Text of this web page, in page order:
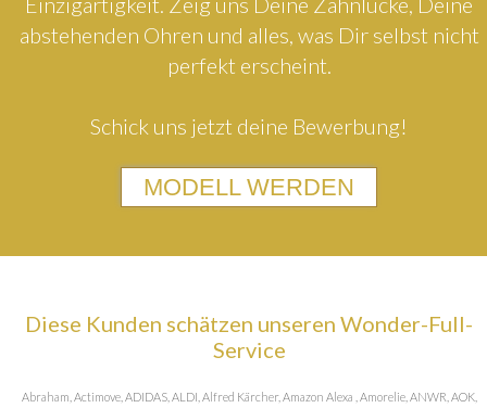
abstehenden Ohren und alles, was Dir selbst nicht
perfekt erscheint.
Schick uns jetzt deine Bewerbung!
MODELL WERDEN
Diese Kunden schätzen unseren Wonder-Full-
Service
Abraham, Actimove, ADIDAS, ALDI, Alfred Kärcher, Amazon Alexa , Amorelie, ANWR, AOK,